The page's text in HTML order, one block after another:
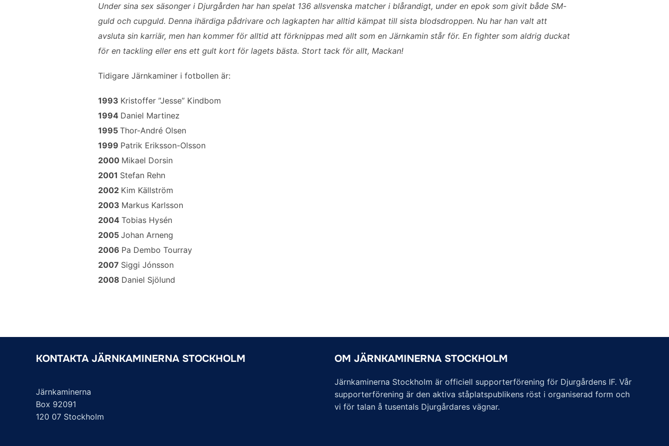
b
o
k
t
e
l
e
d
n
Under sina sex säsonger i Djurgården har han spelat 136 allsvenska matcher i blårandigt, under en epok som givit både SM-
guld och cupguld. Denna ihärdiga pådrivare och lagkapten har alltid kämpat till sista blodsdroppen. Nu har han valt att
avsluta sin karriär, men han kommer för alltid att förknippas med allt som en Järnkamin står för. En fighter som aldrig duckat
för en tackling eller ens ett gult kort för lagets bästa. Stort tack för allt, Mackan!
Tidigare Järnkaminer i fotbollen är:
1993 Kristoffer ”Jesse” Kindbom
1994 Daniel Martinez
1995 Thor-André Olsen
1999 Patrik Eriksson-Olsson
2000 Mikael Dorsin
2001 Stefan Rehn
2002 Kim Källström
2003 Markus Karlsson
2004 Tobias Hysén
2005 Johan Arneng
2006 Pa Dembo Tourray
2007 Siggi Jónsson
2008 Daniel Sjölund
KONTAKTA JÄRNKAMINERNA STOCKHOLM
Järnkaminerna
Box 92091
120 07 Stockholm
OM JÄRNKAMINERNA STOCKHOLM
Järnkaminerna Stockholm är officiell supporterförening för Djurgårdens IF. Vår
supporterförening är den aktiva ståplatspublikens röst i organiserad form och
vi för talan å tusentals Djurgårdares vägnar.